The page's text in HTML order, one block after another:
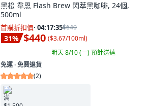
黑松 韋恩 Flash Brew 閃萃黑咖啡, 24個,
500ml
首購折扣價· 04:17:34$640
31% $440 ($3.67/100ml)
明天 8/10 (一)預計送達
免運 ∙ 免費退貨
(2)